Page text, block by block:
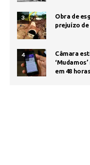
3
Obra de
prejuízo de
4
Câmara
em 48 horas